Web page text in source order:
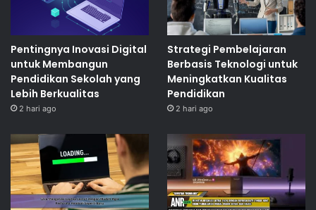
Pentingnya Inovasi Digital
untuk Membangun
Pendidikan Sekolah yang
Lebih Berkualitas
2 hari ago
Strategi Pembelajaran
Berbasis Teknologi untuk
Meningkatkan Kualitas
Pendidikan
2 hari ago